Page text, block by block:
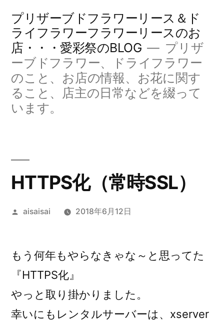
プリザーブドフラワーリース＆ド
ライフラワーフラワーリースのお
店・・・愛彩祭のBLOG
プリザ
ーブドフラワー、ドライフラワー
のこと、お店の情報、お花に関す
ること、店主の日常などを綴って
います。
HTTPS化（常時SSL）
投
aisaisai 2018年6月12日
もう何年もやらなきゃな～と思ってた
『HTTPS化』
やっと取り掛かりました。
幸いにもレンタルサーバーは、xserver